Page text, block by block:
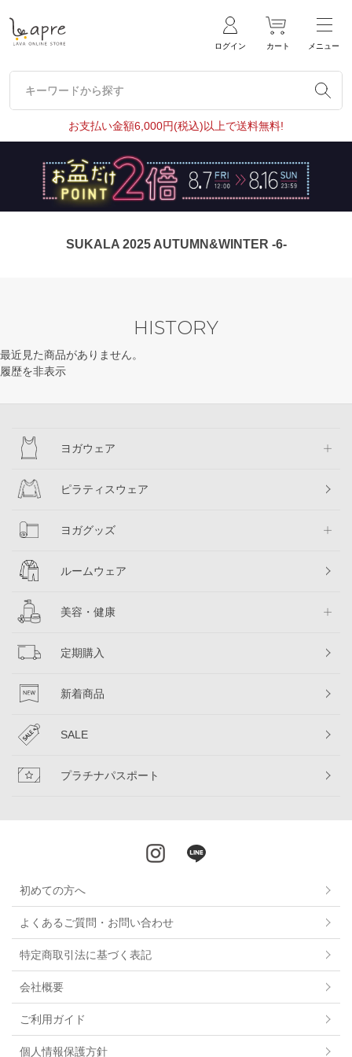
ログイン カート メニュー
キーワードから探す
キーワードから探す
お支払い金額6,000円(税込)以上で送料無料!
SUKALA 2025 AUTUMN&WINTER -6-
HISTORY
最近見た商品がありません。
履歴を非表示
ヨガウェア
ピラティスウェア
ヨガグッズ
ルームウェア
美容・健康
定期購入
新着商品
SALE
プラチナパスポート
初めての方へ
よくあるご質問・お問い合わせ
特定商取引法に基づく表記
会社概要
ご利用ガイド
個人情報保護方針